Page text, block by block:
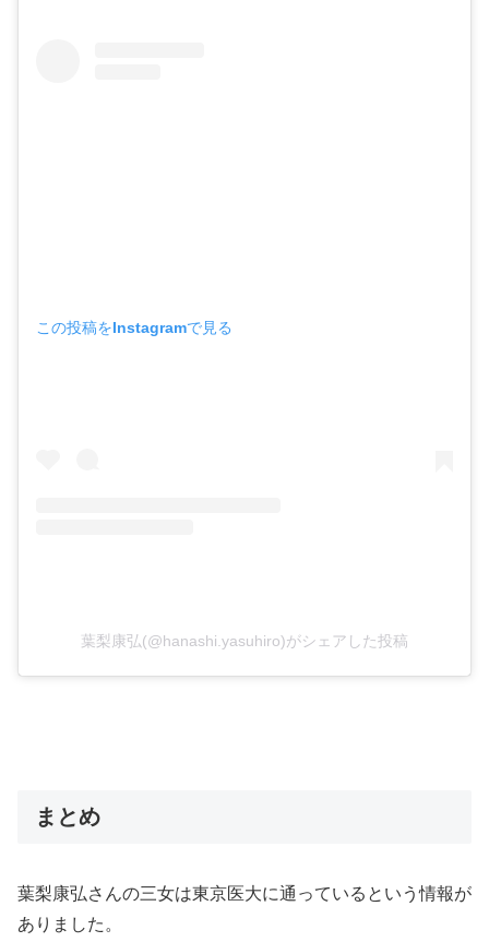
この投稿をInstagramで見る
葉梨康弘(@hanashi.yasuhiro)がシェアした投稿
まとめ
葉梨康弘さんの三女は東京医大に通っているという情報が
ありました。